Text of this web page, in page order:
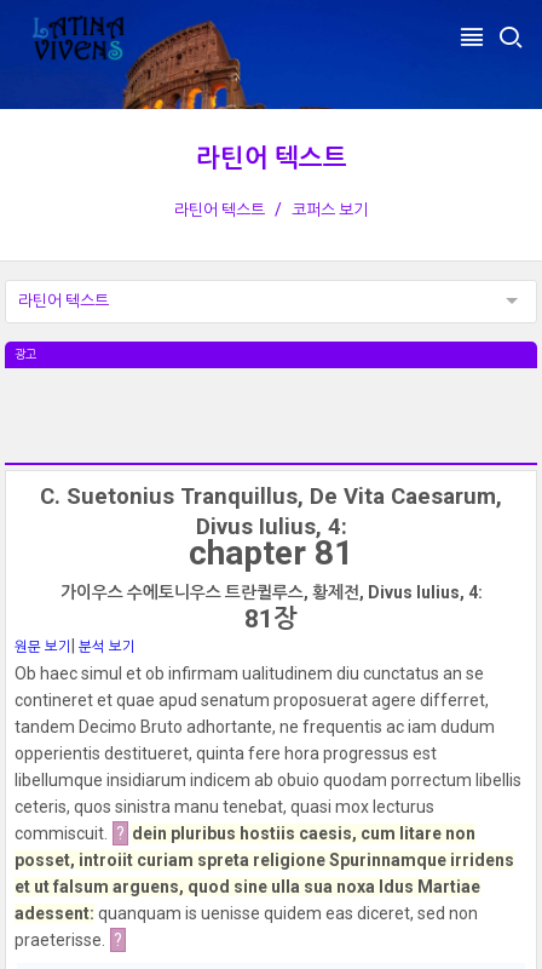
라틴어 텍스트
라틴어 텍스트 코퍼스 보기
라틴어 텍스트
광고
C. Suetonius Tranquillus, De Vita Caesarum,
Divus Iulius, 4:
chapter 81
가이우스 수에토니우스 트란퀼루스, 황제전, Divus Iulius, 4:
81장
원문 보기|분석 보기
Ob haec simul et ob infirmam ualitudinem diu cunctatus an se
contineret et quae apud senatum proposuerat agere differret,
tandem Decimo Bruto adhortante, ne frequentis ac iam dudum
opperientis destitueret, quinta fere hora progressus est
libellumque insidiarum indicem ab obuio quodam porrectum libellis
ceteris, quos sinistra manu tenebat, quasi mox lecturus
commiscuit.
? dein pluribus hostiis caesis, cum litare non
posset, introiit curiam spreta religione Spurinnamque irridens
et ut falsum arguens, quod sine ulla sua noxa Idus Martiae
adessent: quanquam is uenisse quidem eas diceret, sed non
praeterisse.
?